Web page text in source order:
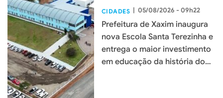
CIDADES | 05/08/2026 - 09h22
Prefeitura de Xaxim inaugura
nova Escola Santa Terezinha e
entrega o maior investimento
em educação da história do